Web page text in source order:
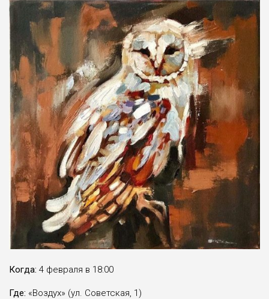
Когда: 4 февраля в 18:00
Где: «Воздух» (ул. Советская, 1)